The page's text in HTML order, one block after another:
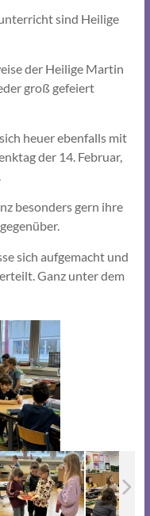
sind Heilige
der Heilige Martin
groß gefeiert
heuer ebenfalls mit
der 14. Februar,
besonders gern ihre
sich aufgemacht und
Ganz unter dem